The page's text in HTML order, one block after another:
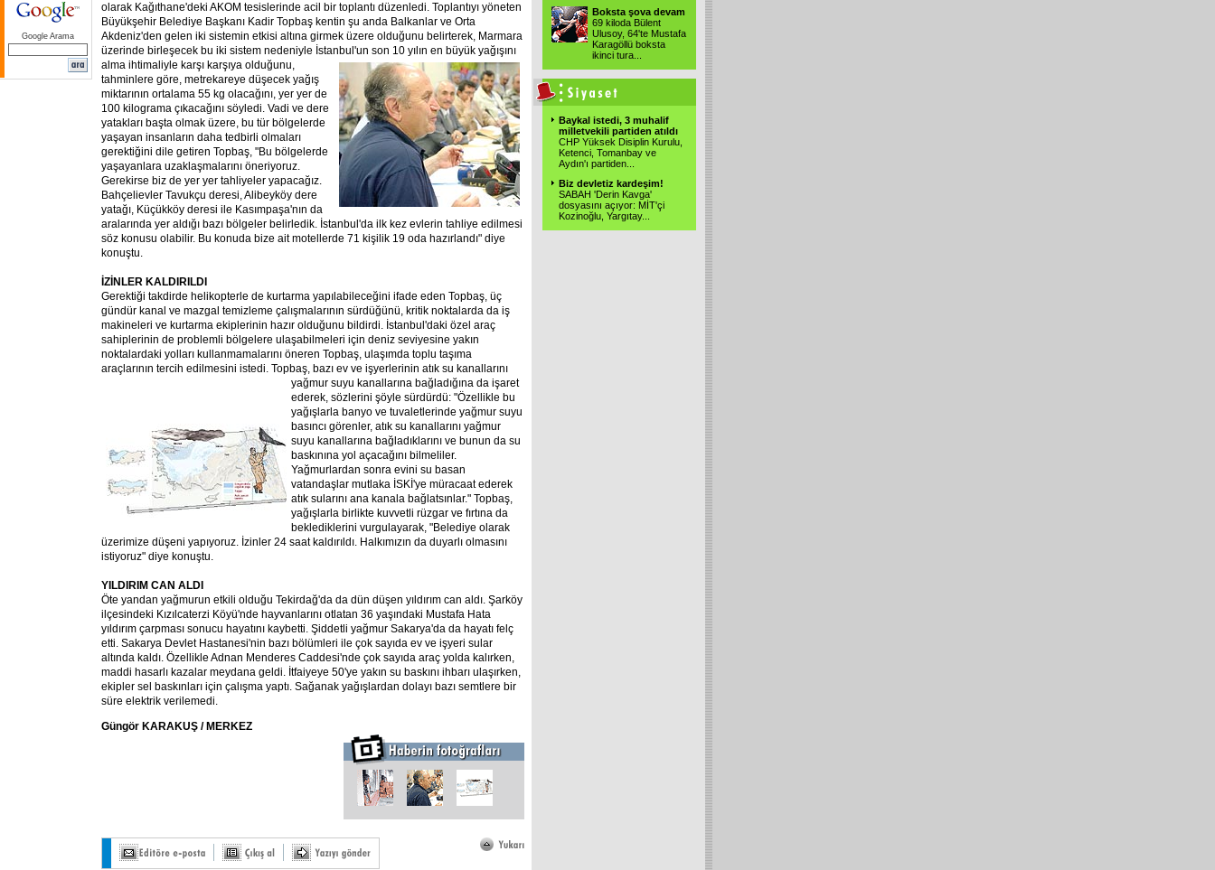
Google Arama
olarak Kağıthane'deki AKOM tesislerinde acil bir toplantı düzenledi. Toplantıyı yöneten
Büyükşehir Belediye Başkanı Kadir Topbaş kentin şu anda Balkanlar ve Orta
Akdeniz'den gelen iki sistemin etkisi altına girmek üzere olduğunu belirterek, Marmara
üzerinde birleşecek bu iki sistem nedeniyle İstanbul'un son 10 yılın en büyük yağışını
alma ihtimaliyle karşı karşıya olduğunu,
tahminlere göre, metrekareye düşecek yağış
miktarının ortalama 55 kg olacağını, yer yer de
100 kilograma çıkacağını söyledi. Vadi ve dere
yatakları başta olmak üzere, bu tür bölgelerde
yaşayan insanların daha tedbirli olmaları
gerektiğini dile getiren Topbaş, "Bu bölgelerde
yaşayanlara uzaklaşmalarını öneriyoruz.
Gerekirse biz de yer yer tahliyeler yapacağız.
Bahçelievler Tavukçu deresi, Alibeyköy dere
yatağı, Küçükköy deresi ile Kasımpaşa'nın da
aralarında yer aldığı bazı bölgeler belirledik. İstanbul'da ilk kez evlerin tahliye edilmesi
söz konusu olabilir. Bu konuda bize ait motellerde 71 kişilik 19 oda hazırlandı" diye
konuştu.
İZİNLER KALDIRILDI
Gerektiği takdirde helikopterle de kurtarma yapılabileceğini ifade eden Topbaş, üç
gündür kanal ve mazgal temizleme çalışmalarının sürdüğünü, kritik noktalarda da iş
makineleri ve kurtarma ekiplerinin hazır olduğunu bildirdi. İstanbul'daki özel araç
sahiplerinin de problemli bölgelere ulaşabilmeleri için deniz seviyesine yakın
noktalardaki yolları kullanmamalarını öneren Topbaş, ulaşımda toplu taşıma
araçlarının tercih edilmesini istedi. Topbaş, bazı ev ve işyerlerinin atık su kanallarını
yağmur suyu kanallarına bağladığına da işaret
ederek, sözlerini şöyle sürdürdü: "Özellikle bu
yağışlarla banyo ve tuvaletlerinde yağmur suyu
basıncı görenler, atık su kanallarını yağmur
suyu kanallarına bağladıklarını ve bunun da su
baskınına yol açacağını bilmeliler.
Yağmurlardan sonra evini su basan
vatandaşlar mutlaka İSKİ'ye müracaat ederek
atık sularını ana kanala bağlatsınlar." Topbaş,
yağışlarla birlikte kuvvetli rüzgar ve fırtına da
beklediklerini vurgulayarak, "Belediye olarak
üzerimize düşeni yapıyoruz. İzinler 24 saat kaldırıldı. Halkımızın da duyarlı olmasını
istiyoruz" diye konuştu.
YILDIRIM CAN ALDI
Öte yandan yağmurun etkili olduğu Tekirdağ'da da dün düşen yıldırım can aldı. Şarköy
ilçesindeki Kızılcaterzi Köyü'nde hayvanlarını otlatan 36 yaşındaki Mustafa Hata
yıldırım çarpması sonucu hayatını kaybetti. Şiddetli yağmur Sakarya'da da hayatı felç
etti. Sakarya Devlet Hastanesi'nin bazı bölümleri ile çok sayıda ev ve işyeri sular
altında kaldı. Özellikle Adnan Menderes Caddesi'nde çok sayıda araç yolda kalırken,
maddi hasarlı kazalar meydana geldi. İtfaiyeye 50'ye yakın su baskını ihbarı ulaşırken,
ekipler sel baskınları için çalışma yaptı. Sağanak yağışlardan dolayı bazı semtlere bir
süre elektrik verilemedi.
Güngör KARAKUŞ / MERKEZ
Boksta şova devam
69 kiloda Bülent
Ulusoy, 64'te Mustafa
Karagöllü boksta
ikinci tura
Baykal istedi, 3 muhalif
milletvekili partiden atıldı
CHP Yüksek Disiplin Kurulu,
Ketenci, Tomanbay ve
Aydın'ı partiden
Biz devletiz kardeşim!
SABAH 'Derin Kavga'
dosyasını açıyor: MİT'çi
Kozinoğlu, Yargıtay...